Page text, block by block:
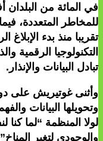
في المائة من البلدان
للمخاطر المتعددة،
تقريبا منذ بدء
التكنولوجيا الرقمية
تبادل البيانات والإنذار.
وأثنى غوتيريش على
وتحويلها البيانات
لولا المنظمة “لما كنا
والوجودي لتغير